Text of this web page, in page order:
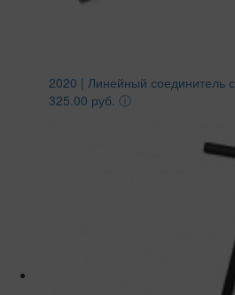
2020 | Линейный соединитель
325.00 руб. ⓘ